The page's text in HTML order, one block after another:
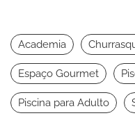
Academia
Espaço Gourmet
Piscina para Adulto